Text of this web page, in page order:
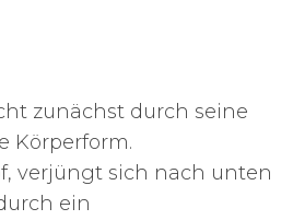
zunächst durch seine
Körperform.
verjüngt sich nach unten
ein